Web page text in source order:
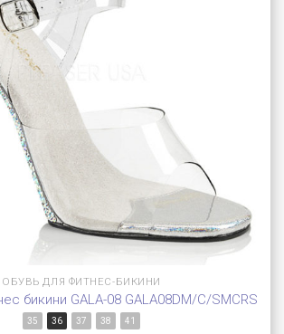
ОБУВЬ ДЛЯ ФИТНЕС-БИКИНИ
бикини GALA-08 GALA08DM/C/SMCRS
35 36 37 38 41